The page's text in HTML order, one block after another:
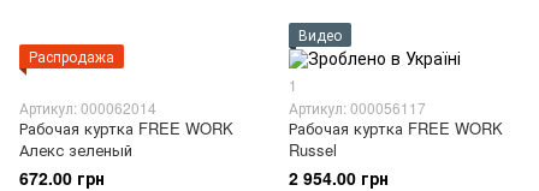
Распродажа
Артикул: 000062014
Рабочая куртка FREE WORK
Алекс зеленый
672.00 грн
Видео
1
Артикул: 000056117
Рабочая куртка FREE WORK
Russel
2 954.00 грн